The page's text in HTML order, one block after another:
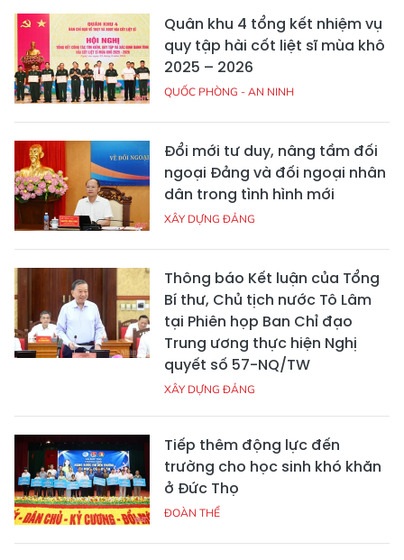
Quân khu 4 tổng kết nhiệm vụ
quy tập hài cốt liệt sĩ mùa khô
2025 – 2026
QUỐC PHÒNG - AN NINH
Đổi mới tư duy, nâng tầm đối
ngoại Đảng và đối ngoại nhân
dân trong tình hình mới
XÂY DỰNG ĐẢNG
Thông báo Kết luận của Tổng
Bí thư, Chủ tịch nước Tô Lâm
tại Phiên họp Ban Chỉ đạo
Trung ương thực hiện Nghị
quyết số 57-NQ/TW
XÂY DỰNG ĐẢNG
Tiếp thêm động lực đến
trường cho học sinh khó khăn
ở Đức Thọ
ĐOÀN THỂ